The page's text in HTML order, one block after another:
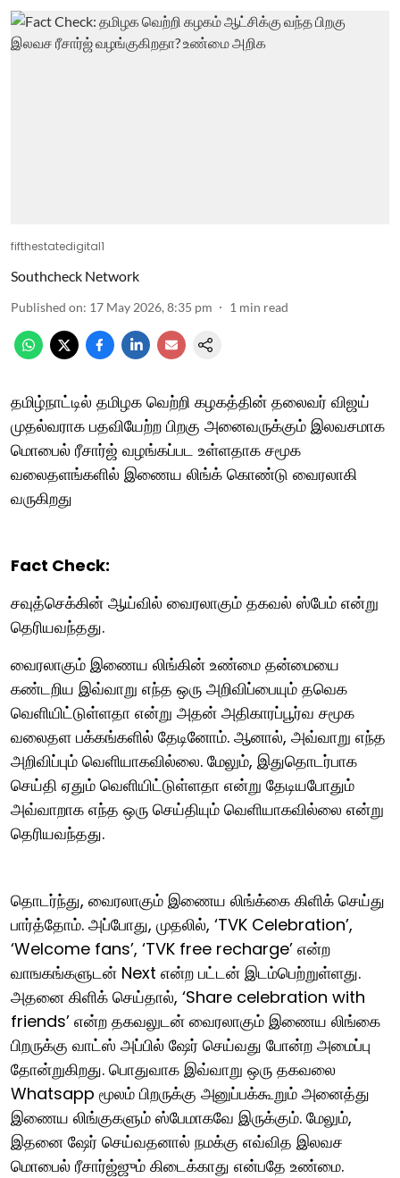
fifthestatedigital1
Southcheck Network
Published on: 17 May 2026, 8:35 pm 1 min read
தமிழ்நாட்டில் தமிழக வெற்றி கழகத்தின் தலைவர் விஜய்
முதல்வராக பதவியேற்ற பிறகு அனைவருக்கும் இலவசமாக
மொபைல் ரீசார்ஜ் வழங்கப்பட உள்ளதாக சமூக
வலைதளங்களில் இணைய லிங்க் கொண்டு வைரலாகி
வருகிறது
Fact Check:
சவுத்செக்கின் ஆய்வில் வைரலாகும் தகவல் ஸ்பேம் என்று
தெரியவந்தது.
வைரலாகும் இணைய லிங்கின் உண்மை தன்மையை
கண்டறிய இவ்வாறு எந்த ஒரு அறிவிப்பையும் தவெக
வெளியிட்டுள்ளதா என்று அதன் அதிகாரப்பூர்வ சமூக
வலைதள பக்கங்களில் தேடினோம். ஆனால், அவ்வாறு எந்த
அறிவிப்பும் வெளியாகவில்லை. மேலும், இதுதொடர்பாக
செய்தி ஏதும் வெளியிட்டுள்ளதா என்று தேடியபோதும்
அவ்வாறாக எந்த ஒரு செய்தியும் வெளியாகவில்லை என்று
தெரியவந்தது.
தொடர்ந்து, வைரலாகும் இணைய லிங்க்கை கிளிக் செய்து
பார்த்தோம். அப்போது, முதலில், ‘TVK Celebration’,
‘Welcome fans’, ‘TVK free recharge’ என்ற
வாஙகங்களுடன் Next என்ற பட்டன் இடம்பெற்றுள்ளது.
அதனை கிளிக் செய்தால், ‘Share celebration with
friends’ என்ற தகவலுடன் வைரலாகும் இணைய லிங்கை
பிறருக்கு வாட்ஸ் அப்பில் ஷேர் செய்வது போன்ற அமைப்பு
தோன்றுகிறது. பொதுவாக இவ்வாறு ஒரு தகவலை
Whatsapp மூலம் பிறருக்கு அனுப்பக்கூறும் அனைத்து
இணைய லிங்குகளும் ஸ்பேமாகவே இருக்கும். மேலும்,
இதனை ஷேர் செய்வதனால் நமக்கு எவ்வித இலவச
மொபைல் ரீசார்ஜ்ஜும் கிடைக்காது என்பதே உண்மை.